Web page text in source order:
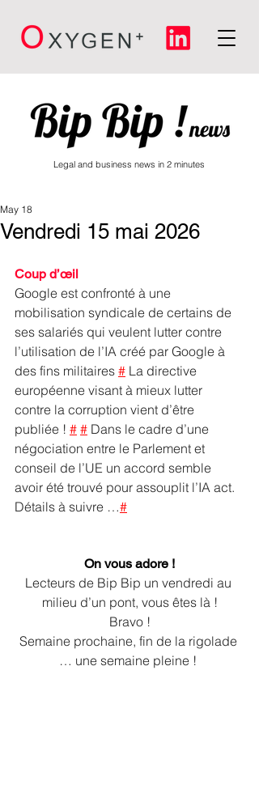
Legal and business news in 2 minutes
Vendredi 15 mai 2026
May 18
Coup d’œil
Google est confronté à une
mobilisation syndicale de certains de
ses salariés qui veulent lutter contre
l’utilisation de l’IA créé par Google à
des fins militaires # La directive
européenne visant à mieux lutter
contre la corruption vient d’être
publiée ! # # Dans le cadre d’une
négociation entre le Parlement et
conseil de l’UE un accord semble
avoir été trouvé pour assouplit l’IA act.
Détails à suivre …#
On vous adore !
Lecteurs de Bip Bip un vendredi au
milieu d’un pont, vous êtes là !
Bravo !
Semaine prochaine, fin de la rigolade
… une semaine pleine !